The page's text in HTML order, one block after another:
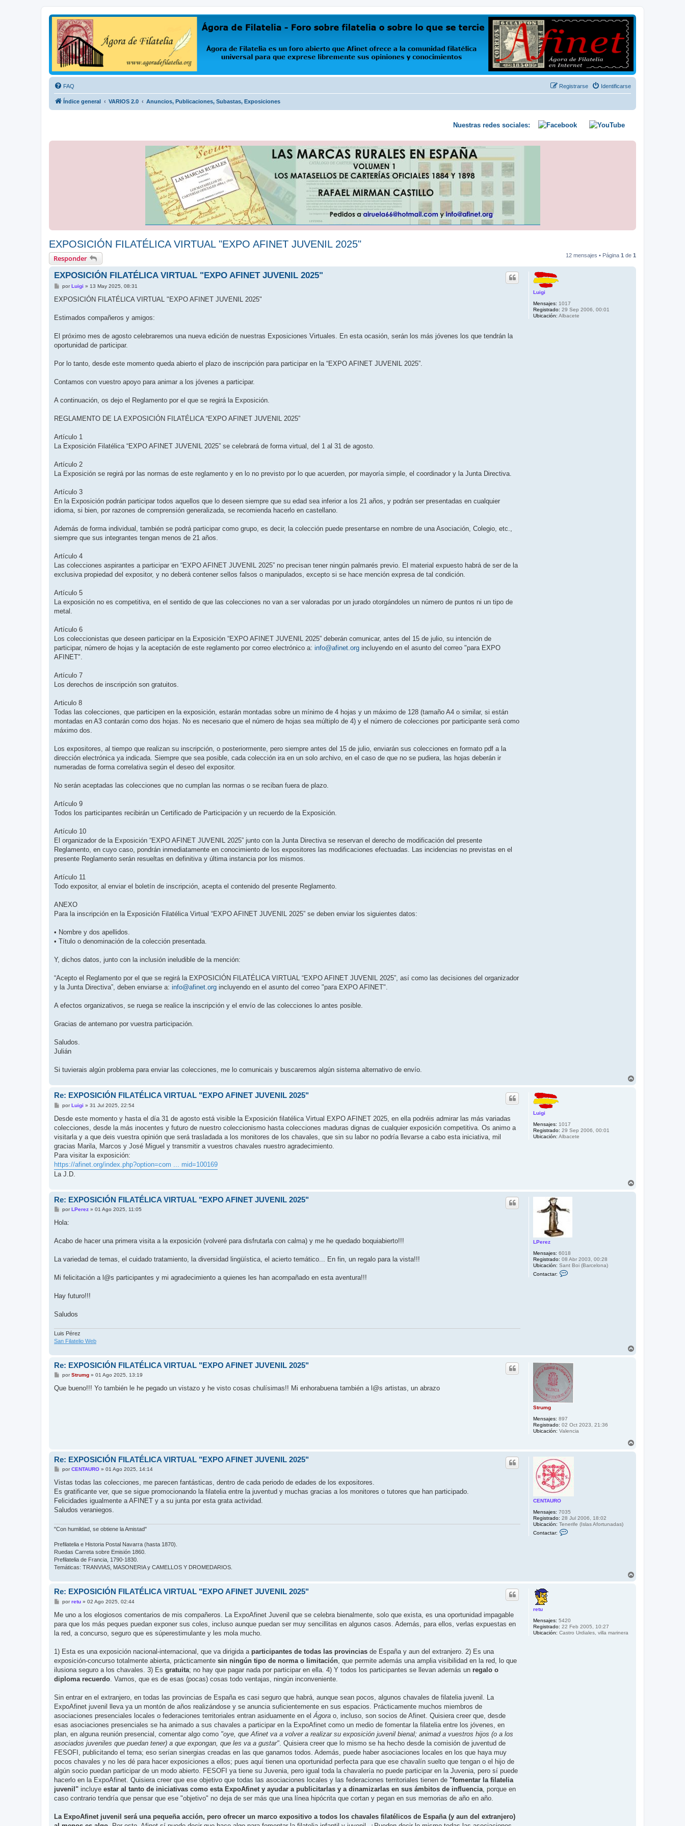
Ágora de Filatelia
Foro sobre filatelia o sobre lo que se tercie. Ágora de Filatelia es un foro abierto que Afinet ofrece a la comunidad filatélica universal para que exprese libremente sus opiniones y conocimientos
FAQ Identificarse
Registrarse
Índice general VARIOS 2.0 Anuncios, Publicaciones, Subastas, Exposiciones
Nuestras redes sociales:
EXPOSICIÓN FILATÉLICA VIRTUAL "EXPO AFINET JUVENIL 2025"
Responder 12 mensajes • Página 1 de 1
Luigi
Mensajes: 1017
Registrado: 29 Sep 2006, 00:01
Ubicación: Albacete
EXPOSICIÓN FILATÉLICA VIRTUAL "EXPO AFINET JUVENIL 2025"
M
n
j
porLuigi » 13 May 2025, 08:31
EXPOSICIÓN FILATÉLICA VIRTUAL "EXPO AFINET JUVENIL 2025"
Estimados compañeros y amigos:
El próximo mes de agosto celebraremos una nueva edición de nuestras Exposiciones Virtuales. En esta ocasión, serán los más jóvenes los que tendrán la
oportunidad de participar.
Por lo tanto, desde este momento queda abierto el plazo de inscripción para participar en la “EXPO AFINET JUVENIL 2025”.
Contamos con vuestro apoyo para animar a los jóvenes a participar.
A continuación, os dejo el Reglamento por el que se regirá la Exposición.
REGLAMENTO DE LA EXPOSICIÓN FILATÉLICA “EXPO AFINET JUVENIL 2025”
Artículo 1
La Exposición Filatélica “EXPO AFINET JUVENIL 2025” se celebrará de forma virtual, del 1 al 31 de agosto.
Artículo 2
La Exposición se regirá por las normas de este reglamento y en lo no previsto por lo que acuerden, por mayoría simple, el coordinador y la Junta Directiva.
Artículo 3
En la Exposición podrán participar todos aquellos que lo deseen siempre que su edad sea inferior a los 21 años, y podrán ser presentadas en cualquier
idioma, si bien, por razones de comprensión generalizada, se recomienda hacerlo en castellano.
Además de forma individual, también se podrá participar como grupo, es decir, la colección puede presentarse en nombre de una Asociación, Colegio, etc.,
siempre que sus integrantes tengan menos de 21 años.
Artículo 4
Las colecciones aspirantes a participar en “EXPO AFINET JUVENIL 2025” no precisan tener ningún palmarés previo. El material expuesto habrá de ser de la
exclusiva propiedad del expositor, y no deberá contener sellos falsos o manipulados, excepto si se hace mención expresa de tal condición.
Artículo 5
La exposición no es competitiva, en el sentido de que las colecciones no van a ser valoradas por un jurado otorgándoles un número de puntos ni un tipo de
metal.
Artículo 6
Los coleccionistas que deseen participar en la Exposición “EXPO AFINET JUVENIL 2025” deberán comunicar, antes del 15 de julio, su intención de
participar, número de hojas y la aceptación de este reglamento por correo electrónico a: info@afinet.org incluyendo en el asunto del correo "para EXPO
AFINET".
Artículo 7
Los derechos de inscripción son gratuitos.
Articulo 8
Todas las colecciones, que participen en la exposición, estarán montadas sobre un mínimo de 4 hojas y un máximo de 128 (tamaño A4 o similar, si están
montadas en A3 contarán como dos hojas. No es necesario que el número de hojas sea múltiplo de 4) y el número de colecciones por participante será como
máximo dos.
Los expositores, al tiempo que realizan su inscripción, o posteriormente, pero siempre antes del 15 de julio, enviarán sus colecciones en formato pdf a la
dirección electrónica ya indicada. Siempre que sea posible, cada colección ira en un solo archivo, en el caso de que no se pudiera, las hojas deberán ir
numeradas de forma correlativa según el deseo del expositor.
No serán aceptadas las colecciones que no cumplan las normas o se reciban fuera de plazo.
Artículo 9
Todos los participantes recibirán un Certificado de Participación y un recuerdo de la Exposición.
Artículo 10
El organizador de la Exposición “EXPO AFINET JUVENIL 2025” junto con la Junta Directiva se reservan el derecho de modificación del presente
Reglamento, en cuyo caso, pondrán inmediatamente en conocimiento de los expositores las modificaciones efectuadas. Las incidencias no previstas en el
presente Reglamento serán resueltas en definitiva y última instancia por los mismos.
Artículo 11
Todo expositor, al enviar el boletín de inscripción, acepta el contenido del presente Reglamento.
ANEXO
Para la inscripción en la Exposición Filatélica Virtual “EXPO AFINET JUVENIL 2025” se deben enviar los siguientes datos:
• Nombre y dos apellidos.
• Título o denominación de la colección presentada.
Y, dichos datos, junto con la inclusión ineludible de la mención:
“Acepto el Reglamento por el que se regirá la EXPOSICIÓN FILATÉLICA VIRTUAL “EXPO AFINET JUVENIL 2025”, así como las decisiones del organizador
y la Junta Directiva”, deben enviarse a: info@afinet.org incluyendo en el asunto del correo "para EXPO AFINET".
A efectos organizativos, se ruega se realice la inscripción y el envío de las colecciones lo antes posible.
Gracias de antemano por vuestra participación.
Saludos.
Julián
Si tuvierais algún problema para enviar las colecciones, me lo comunicais y buscaremos algún sistema alternativo de envío.
Luigi
Mensajes: 1017
Registrado: 29 Sep 2006, 00:01
Ubicación: Albacete
Re: EXPOSICIÓN FILATÉLICA VIRTUAL "EXPO AFINET JUVENIL 2025"
M
n
a
j
porLuigi » 31 Jul 2025, 22:54
Desde este momento y hasta el día 31 de agosto está visible la Exposición filatélica Virtual EXPO AFINET 2025, en ella podréis admirar las más variadas
colecciones, desde la más inocentes y futuro de nuestro coleccionismo hasta colecciones maduras dignas de cualquier exposición competitiva. Os animo a
visitarla y a que deis vuestra opinión que será trasladada a los monitores de los chavales, que sin su labor no podría llevarse a cabo esta iniciativa, mil
gracias Marila, Marcos y José Miguel y transmitir a vuestros chavales nuestro agradecimiento.
Para visitar la exposición:
https://afinet.org/index.php?option=com ... mid=100169
La J.D.
LPerez
Mensajes: 6018
Registrado: 08 Abr 2003, 00:28
Ubicación: Sant Boi (Barcelona)
Contactar:
z
Re: EXPOSICIÓN FILATÉLICA VIRTUAL "EXPO AFINET JUVENIL 2025"
M
n
j
porLPerez» 01 Ago 2025, 11:05
Hola:
Acabo de hacer una primera visita a la exposición (volveré para disfrutarla con calma) y me he quedado boquiabierto!!!
La variedad de temas, el cuidado tratamiento, la diversidad lingüística, el acierto temático... En fin, un regalo para la vista!!!
Mi felicitación a l@s participantes y mi agradecimiento a quienes les han acompañado en esta aventura!!!
Hay futuro!!!
Saludos
Luis Pérez
San Filatelio Web
Strumg
Mensajes: 897
Registrado: 02 Oct 2023, 21:36
Ubicación: Valencia
Re: EXPOSICIÓN FILATÉLICA VIRTUAL "EXPO AFINET JUVENIL 2025"
M
n
porStrumg» 01 Ago 2025, 13:19
Que bueno!!! Yo también le he pegado un vistazo y he visto cosas chulísimas!! Mi enhorabuena también a l@s artistas, un abrazo
CENTAURO
Mensajes: 7035
Registrado: 28 Jul 2006, 18:02
Ubicación: Tenerife (Islas Afortunadas)
Contactar:
R
O
Re: EXPOSICIÓN FILATÉLICA VIRTUAL "EXPO AFINET JUVENIL 2025"
M
n
a
j
porCENTAURO» 01 Ago 2025, 14:14
Vistas todas las colecciones, me parecen fantásticas, dentro de cada periodo de edades de los expositores.
Es gratificante ver, que se sigue promocionando la filatelia entre la juventud y muchas gracias a los monitores o tutores que han participado.
Felicidades igualmente a AFINET y a su junta por esta grata actividad.
Saludos veraniegos.
"Con humildad, se obtiene la Amistad"
Prefilatelia e Historia Postal Navarra (hasta 1870).
Ruedas Carreta sobre Emisión 1860.
Prefilatelia de Francia, 1790-1830.
Temáticas: TRANVIAS, MASONERIA y CAMELLOS Y DROMEDARIOS.
retu
Mensajes: 5420
Registrado: 22 Feb 2005, 10:27
Ubicación: Castro Urdiales, villa marinera
Re: EXPOSICIÓN FILATÉLICA VIRTUAL "EXPO AFINET JUVENIL 2025"
M
n
a
porretu» 02 Ago 2025, 02:44
Me uno a los elogiosos comentarios de mis compañeros. La ExpoAfinet Juvenil que se celebra bienalmente, solo que exista, es una oportunidad impagable
para que los más peques puedan exponer sus coles, incluso aunque puedan ser muy sencillitas en algunos casos. Además, para ellos, verlas expuestas en
la red, a concurso, seguro que es súperestimulante y les mola mucho.
1) Esta es una exposición nacional-internacional, que va dirigida a participantes de todas las provincias de España y aun del extranjero. 2) Es una
exposición-concurso totalmente abierta, prácticamente sin ningún tipo de norma o limitación , que permite además una amplia visibilidad en la red, lo que
ilusiona seguro a los chavales. 3) Es gratuita; no hay que pagar nada por participar en ella. 4) Y todos los participantes se llevan además un regalo o
diploma recuerdo . Vamos, que es de esas (pocas) cosas todo ventajas, ningún inconveniente.
Sin entrar en el extranjero, en todas las provincias de España es casi seguro que habrá, aunque sean pocos, algunos chavales de filatelia juvenil. La
ExpoAfinet juvenil lleva ya un montón de años realizándose y se anuncia suficientemente en sus espacios. Prácticamente muchos miembros de
asociaciones presenciales locales o federaciones territoriales entran asiduamente en el Ágora o, incluso, son socios de Afinet. Quisiera creer que, desde
esas asociaciones presenciales se ha animado a sus chavales a participar en la ExpoAfinet como un medio de fomentar la filatelia entre los jóvenes, en
plan, en alguna reunión presencial, comentar algo como "oye, que Afinet va a volver a realizar su exposición juvenil bienal; animad a vuestros hijos (o a los
asociados juveniles que puedan tener) a que expongan, que les va a gustar" . Quisiera creer que lo mismo se ha hecho desde la comisión de juventud de
FESOFI, publicitando el tema; eso serían sinergias creadas en las que ganamos todos. Además, puede haber asociaciones locales en los que haya muy
pocos chavales y no les dé para hacer exposiciones a ellos; pues aquí tienen una oportunidad perfecta para que ese chavalín suelto que tengan o el hijo de
algún socio puedan participar de un modo abierto. FESOFI ya tiene su Juvenia, pero igual toda la chavalería no puede participar en la Juvenia, pero sí puede
hacerlo en la ExpoAfinet. Quisiera creer que ese objetivo que todas las asociaciones locales y las federaciones territoriales tienen de "fomentar la filatelia
juvenil" incluye estar al tanto de iniciativas como esta ExpoAfinet y ayudar a publicitarlas y a dinamizarlas en sus ámbitos de influencia , porque en
caso contrario tendría que pensar que ese "objetivo" no deja de ser más que una línea hipócrita que cortan y pegan en sus memorias de año en año.
La ExpoAfinet juvenil será una pequeña acción, pero ofrecer un marco expositivo a todos los chavales filatélicos de España (y aun del extranjero)